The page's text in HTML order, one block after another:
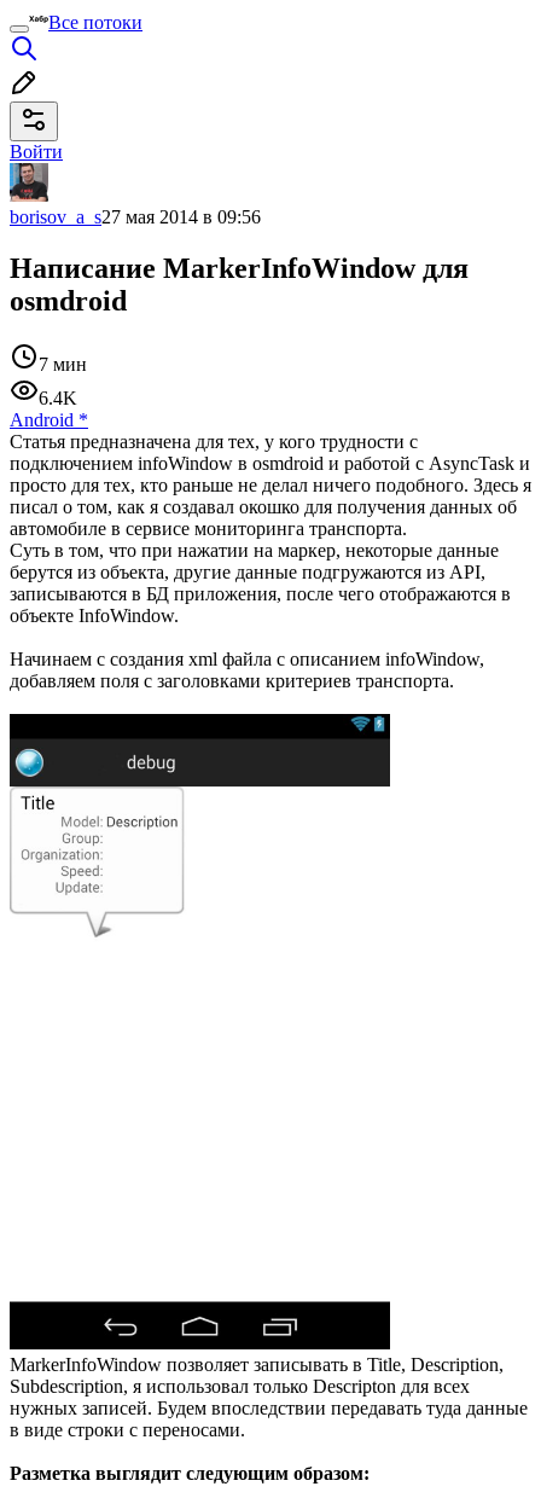
Все потоки
Войти
borisov_a_s27 мая 2014 в 09:56
Написание MarkerInfoWindow для
osmdroid
7 мин
6.4K
Android *
Статья предназначена для тех, у кого трудности с
подключением infoWindow в osmdroid и работой с AsyncTask и
просто для тех, кто раньше не делал ничего подобного. Здесь я
писал о том, как я создавал окошко для получения данных об
автомобиле в сервисе мониторинга транспорта.
Суть в том, что при нажатии на маркер, некоторые данные
берутся из объекта, другие данные подгружаются из API,
записываются в БД приложения, после чего отображаются в
объекте InfoWindow.
Начинаем с создания xml файла с описанием infoWindow,
добавляем поля с заголовками критериев транспорта.
MarkerInfoWindow позволяет записывать в Title, Description,
Subdescription, я использовал только Descripton для всех
нужных записей. Будем впоследствии передавать туда данные
в виде строки с переносами.
Разметка выглядит следующим образом: